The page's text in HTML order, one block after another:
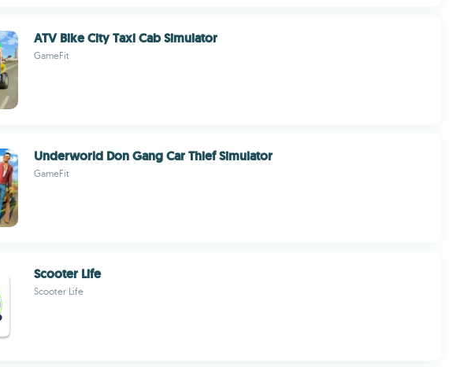
ATV Bike City Taxi Cab Simulator
GameFit
Underworld Don Gang Car Thief Simulator
GameFit
Scooter Life
Scooter Life